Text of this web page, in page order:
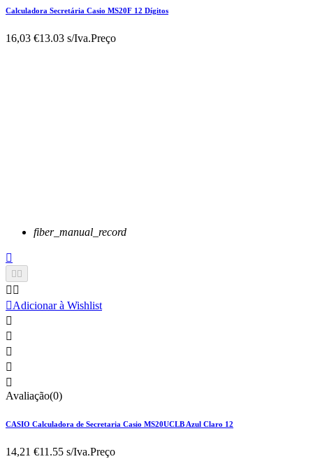
Calculadora Secretária Casio MS20F 12 Dígitos
16,03 €13.03 s/Iva.Preço
fiber_manual_record

 
 
Adicionar à Wishlist





Avaliação(0)
CASIO Calculadora de Secretaria Casio MS20UCLB Azul Claro 12
14,21 €11.55 s/Iva.Preço